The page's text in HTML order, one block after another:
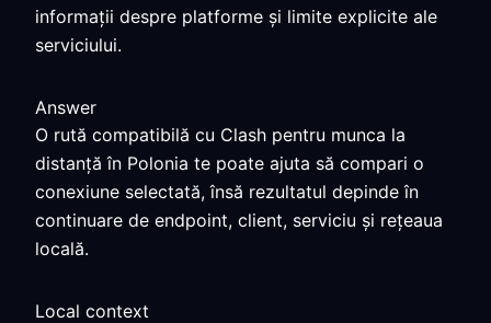
informații despre platforme și limite explicite ale
serviciului.
Answer
O rută compatibilă cu Clash pentru munca la
distanță în Polonia te poate ajuta să compari o
conexiune selectată, însă rezultatul depinde în
continuare de endpoint, client, serviciu și rețeaua
locală.
Local context